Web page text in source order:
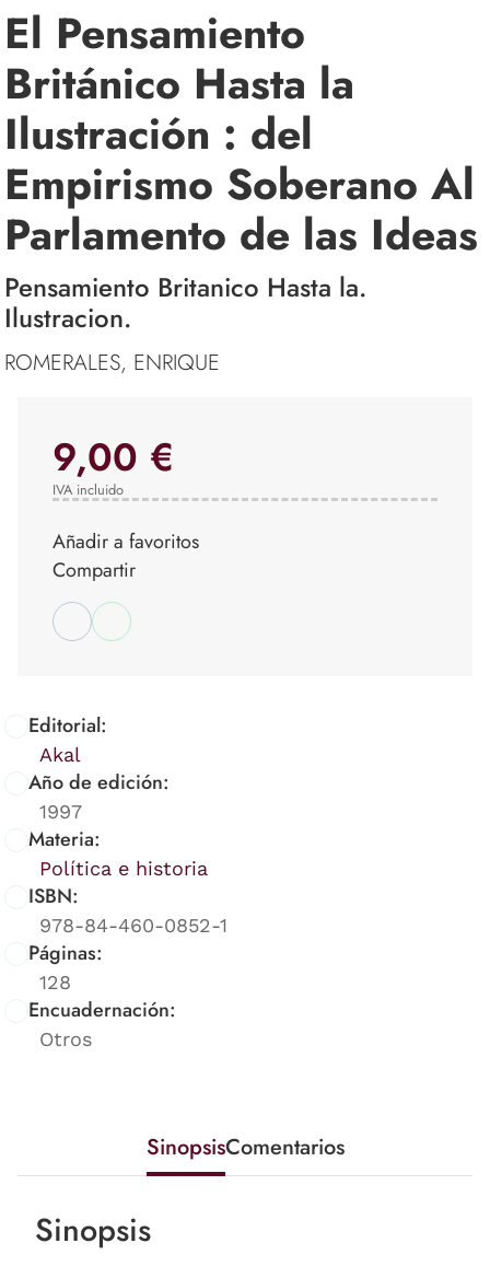
El Pensamiento
Británico Hasta la
Ilustración : del
Empirismo Soberano Al
Parlamento de las Ideas
Pensamiento Britanico Hasta la.
Ilustracion.
ROMERALES, ENRIQUE
Editorial:
Akal
Año de edición:
1997
Materia:
Política e historia
ISBN:
978-84-460-0852-1
Páginas:
128
Encuadernación:
Otros
9,00 €
IVA incluido
Añadir a favoritos
Compartir
SinopsisComentarios
Sinopsis